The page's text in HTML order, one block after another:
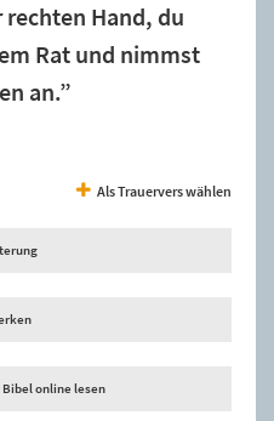
Hand, du
Rat und nimmst
an.”
Als Trauervers wählen
Bibel online lesen